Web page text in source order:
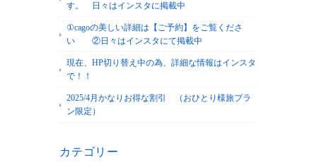
す。 日々はインスタに掲載中
①cagoの美しい詳細は【ご予約】をご覧くださ
い ②日々はインスタにて掲載中
現在、HP切り替え中の為、詳細な情報はインスタ
で！！
2025/4月かなりお得な割引 （おひとり様旅プラ
ン限定）
カテゴリー